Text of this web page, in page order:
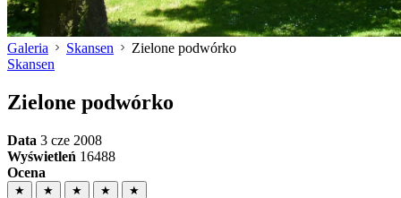
Galeria Skansen
Zielone podwórko
Skansen
Zielone podwórko
Data 3 cze 2008
Wyświetleń 16488
Ocena
★ ★ ★ ★ ★